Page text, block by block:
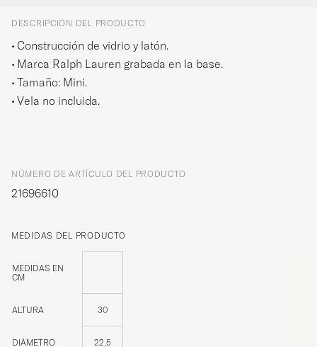
DESCRIPCIÓN DEL PRODUCTO
Construcción de vidrio y latón.
Marca Ralph Lauren grabada en la base.
Tamaño: Mini.
Vela no incluida.
NÚMERO DE ARTÍCULO DEL PRODUCTO
21696610
MEDIDAS DEL PRODUCTO
MEDIDAS EN
CM
ALTURA 30
DIÁMETRO 22,5